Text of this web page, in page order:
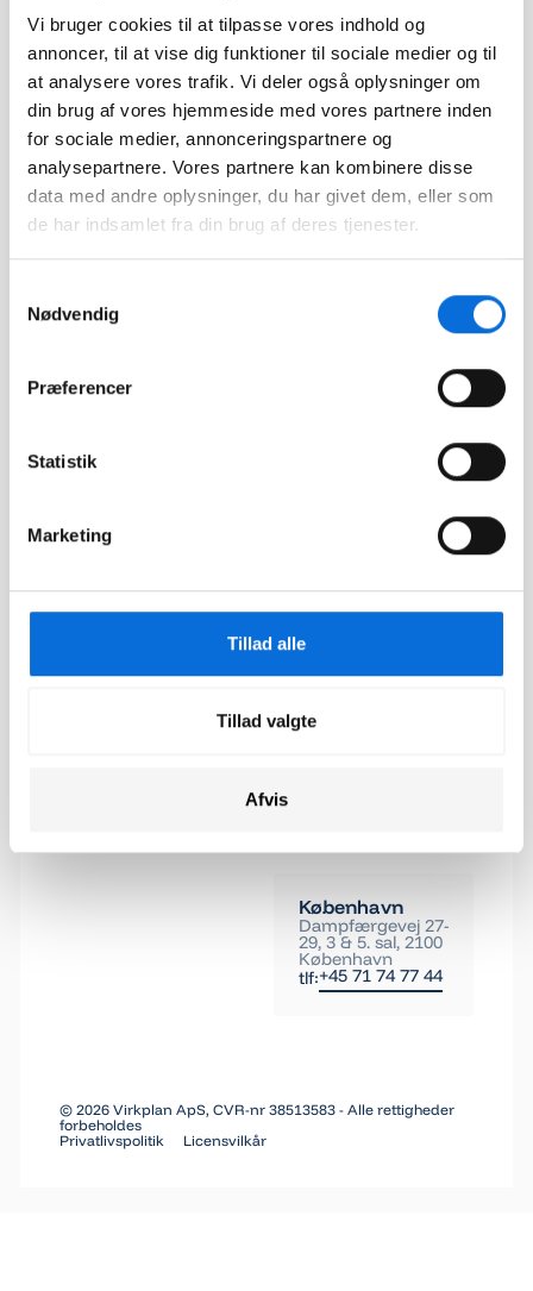
Vi bruger cookies til at tilpasse vores indhold og
annoncer, til at vise dig funktioner til sociale medier og til
at analysere vores trafik. Vi deler også oplysninger om
din brug af vores hjemmeside med vores partnere inden
for sociale medier, annonceringspartnere og
analysepartnere. Vores partnere kan kombinere disse
data med andre oplysninger, du har givet dem, eller som
de har indsamlet fra din brug af deres tjenester.
Nødvendig
Præferencer
Statistik
Marketing
Tillad alle
Tillad valgte
Afvis
for at tage
veldokumenterede
strategiske beslutninger
og optimere interne
processer igennem
datavisualisering.
kontakt@virkplan.dk
Følg os
Integrationer
Kundecases
Nyheder
Events
Sider
Download for iOS
Download for
Android
København
Dampfærgevej 27-
29, 3 & 5. sal, 2100
København
tlf:+45 71 74 77 44
©2026 Virkplan ApS, CVR-nr 38513583 - Alle rettigheder
forbeholdes
Privatlivspolitik
Licensvilkår